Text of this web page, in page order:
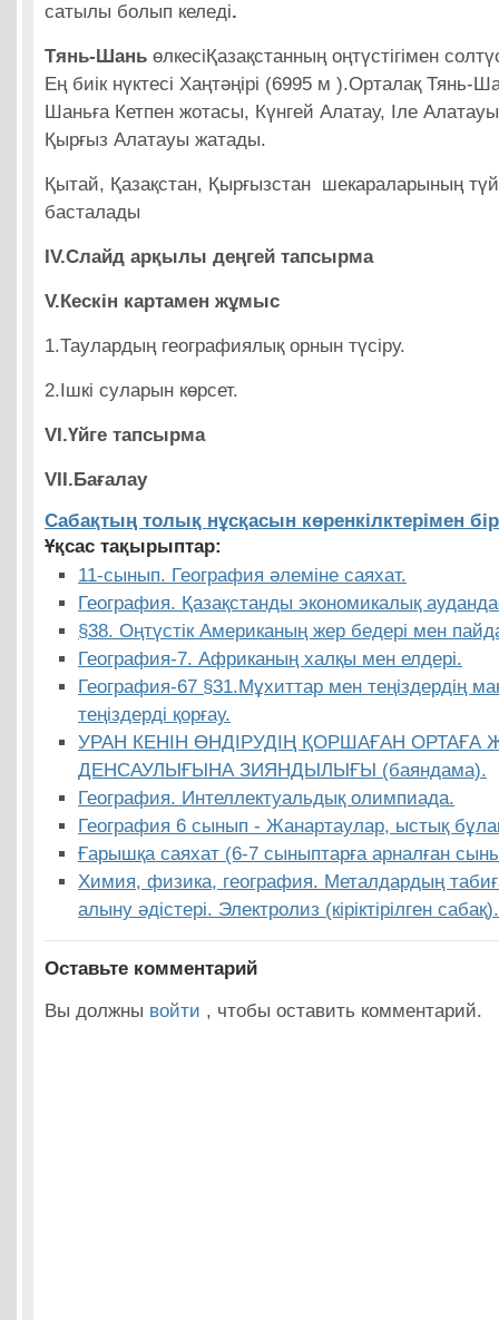
сатылы болып келеді.
Тянь-Шань өлкесіҚазақстанның оңтүстігімен
Ең биік нүктесі Хаңтәңірі (6995 м ).Орталақ Тянь-
Шаньға Кетпен жотасы, Күнгей Алатау, Іле
Қырғыз Алатауы жатады.
Қытай, Қазақстан, Қырғызстан шекараларының
басталады
IV.Слайд арқылы деңгей тапсырма
V.Кескін картамен жұмыс
1.Таулардың географиялық орнын түсіру.
2.Ішкі суларын көрсет.
VI.Үйге тапсырма
VII.Бағалау
Сабақтың толық нұсқасын көренкілктерімен
Ұқсас тақырыптар:
11-сынып. География әлеміне саяхат.
География. Қазақстанды экономикалық
§38. Оңтүстік Американың жер бедері мен
География-7. Африканың халқы мен елдері.
География-67 §31.Мұхиттар мен теңіздердің
теңіздерді қорғау.
УРАН КЕНІН ӨНДІРУДІҢ ҚОРШАҒАН
ДЕНСАУЛЫҒЫНА ЗИЯНДЫЛЫҒЫ (баяндама).
География. Интеллектуальдық олимпиада.
География 6 сынып - Жанартаулар, ыстық
Ғарышқа саяхат (6-7 сыныптарға арналған
Химия, физика, география. Металдардың
алыну әдістері. Электролиз (кіріктірілген сабақ).
Оставьте комментарий
Вы должны войти , чтобы оставить комментарий.